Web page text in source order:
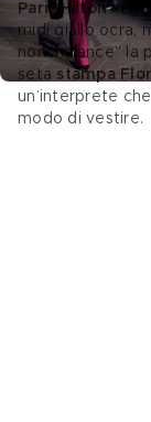
Paris Hilton in
midi giallo ocra,
nonchalance” la
seta stampa
un’interprete
modo di vestire.